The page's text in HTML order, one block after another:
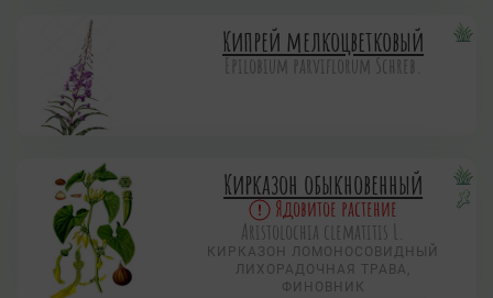
Кипрей мелкоцветковый
Epilobium parviflorum Schreb.
Кирказон обыкновенный
Ядовитое растение
Aristolochia clematitis L.
КИРКАЗОН ЛОМОНОСОВИДНЫЙ
ЛИХОРАДОЧНАЯ ТРАВА,
ФИНОВНИК